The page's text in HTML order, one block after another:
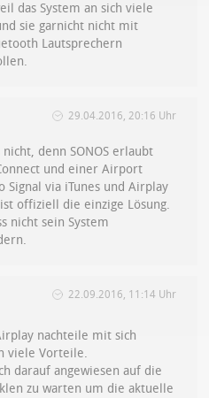
das System an sich viele
sie garnicht nicht mit
Lautsprechern
29.04.2016, 20:16 Uhr
denn SONOS erlaubt
und einer Airport
Signal via iTunes und Airplay
offiziell die einzige Lösung.
nicht sein System
22.09.2016, 11:14 Uhr
nachteile mit sich
viele Vorteile.
darauf angewiesen auf die
zu warten um die aktuelle